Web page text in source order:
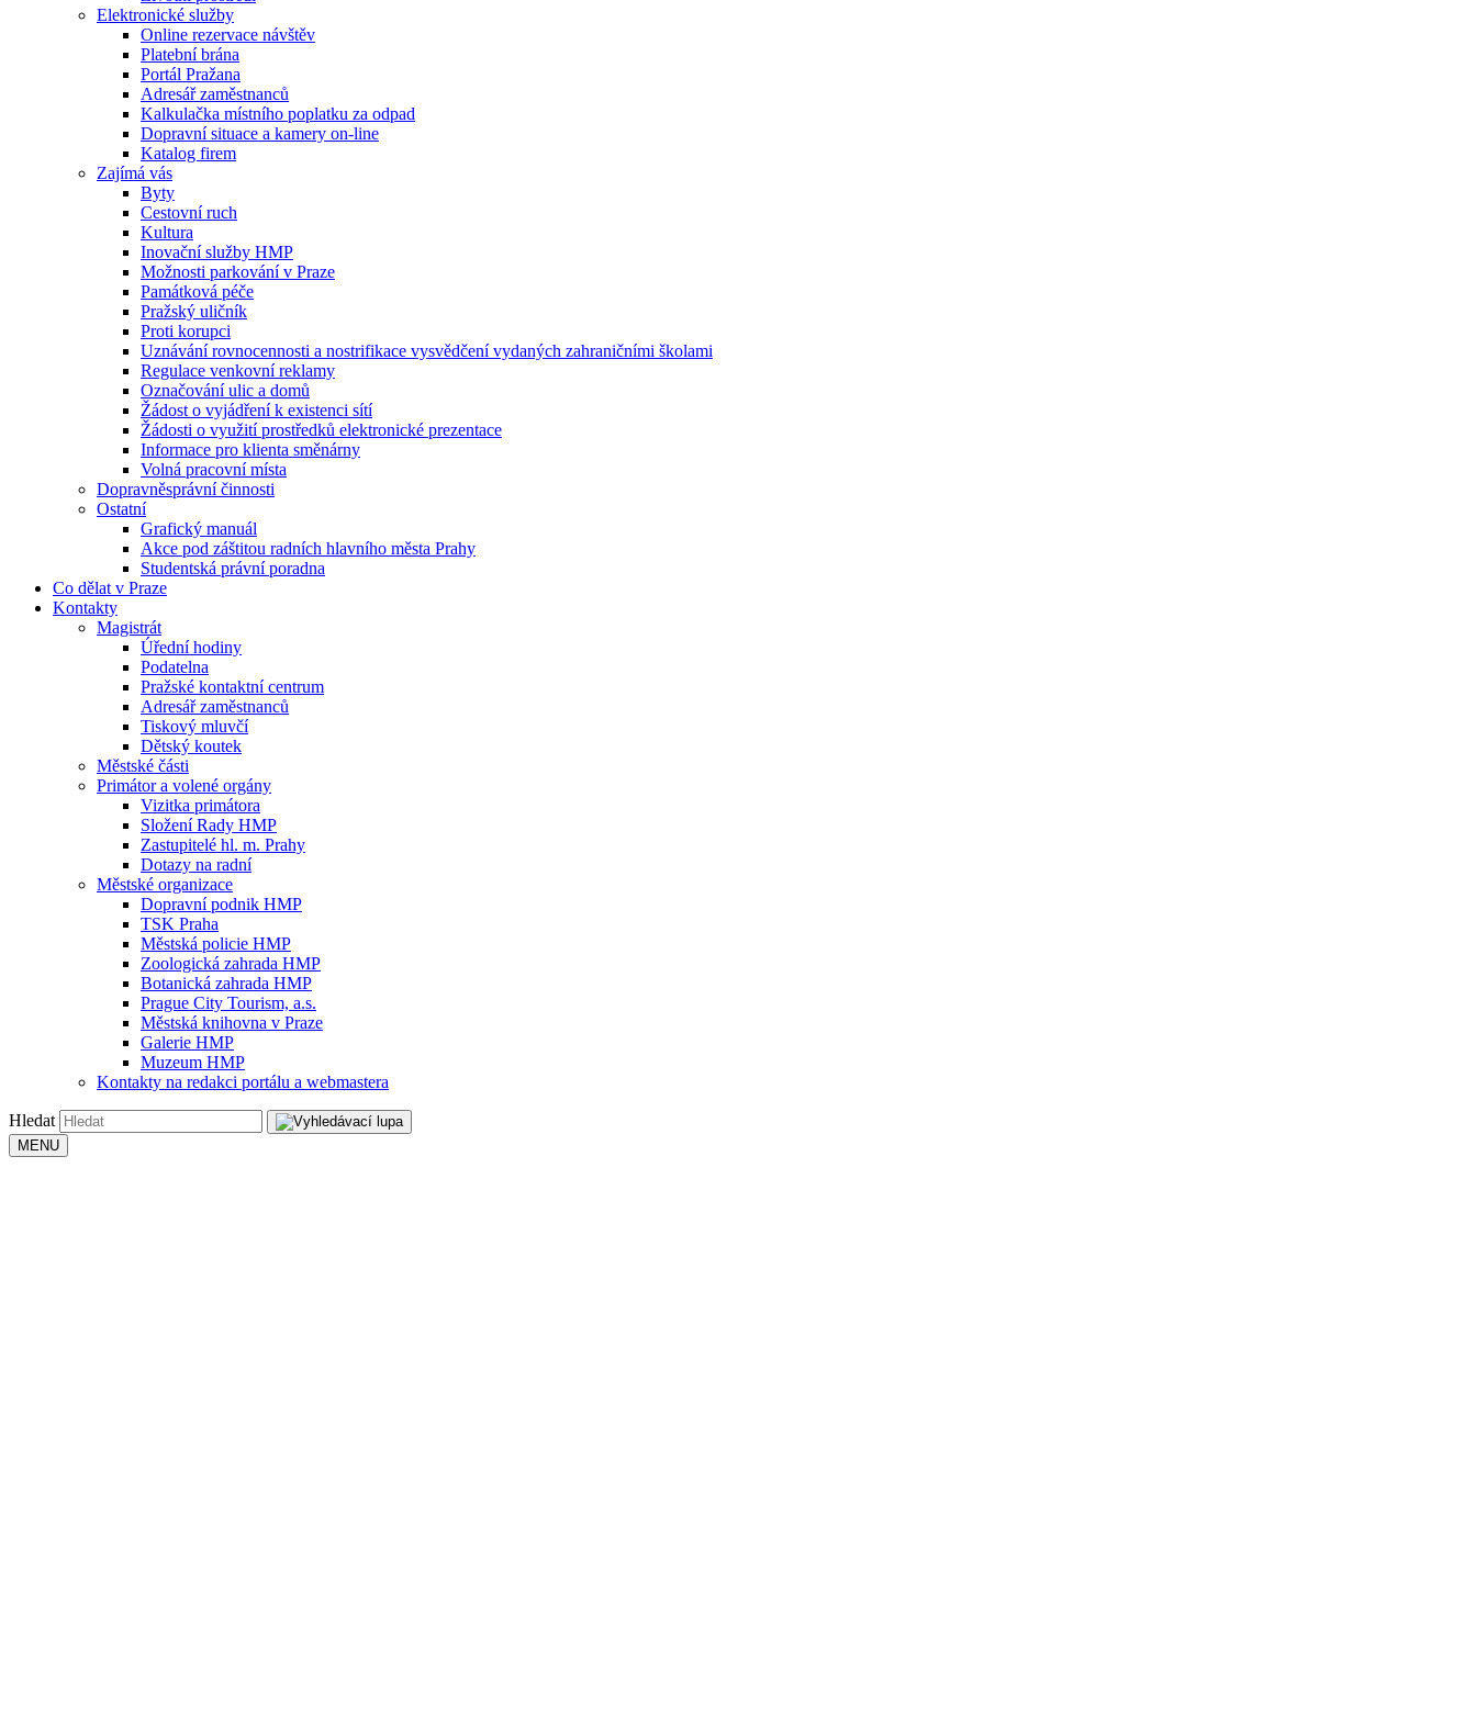
Elektronické služby
Online rezervace návštěv
Platební brána
Portál Pražana
Adresář zaměstnanců
Kalkulačka místního poplatku za odpad
Dopravní situace a kamery on-line
Katalog firem
Zajímá vás
Byty
Cestovní ruch
Kultura
Inovační služby HMP
Možnosti parkování v Praze
Památková péče
Pražský uličník
Proti korupci
Uznávání rovnocennosti a nostrifikace vysvědčení vydaných zahraničními školami
Regulace venkovní reklamy
Označování ulic a domů
Žádost o vyjádření k existenci sítí
Žádosti o využití prostředků elektronické prezentace
Informace pro klienta směnárny
Volná pracovní místa
Dopravněsprávní činnosti
Ostatní
Grafický manuál
Akce pod záštitou radních hlavního města Prahy
Studentská právní poradna
Co dělat v Praze
Kontakty
Magistrát
Úřední hodiny
Podatelna
Pražské kontaktní centrum
Adresář zaměstnanců
Tiskový mluvčí
Dětský koutek
Městské části
Primátor a volené orgány
Vizitka primátora
Složení Rady HMP
Zastupitelé hl. m. Prahy
Dotazy na radní
Městské organizace
Dopravní podnik HMP
TSK Praha
Městská policie HMP
Zoologická zahrada HMP
Botanická zahrada HMP
Prague City Tourism, a.s.
Městská knihovna v Praze
Galerie HMP
Muzeum HMP
Kontakty na redakci portálu a webmastera
Hledat
MENU